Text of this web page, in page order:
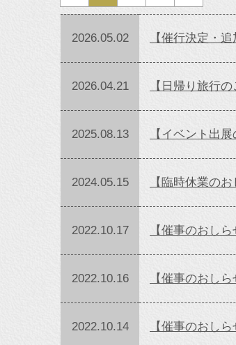
2026.05.02 【催行決定・
2026.04.21 【日帰り旅行
2025.08.13 【イベント出
2024.05.15 【臨時休業の
2022.10.17
2022.10.16 【催事のおし
2022.10.14